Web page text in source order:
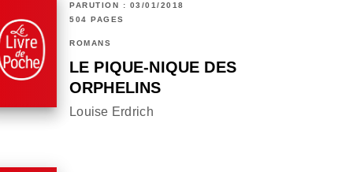
PARUTION : 03/01/2018
504 PAGES
ROMANS
LE PIQUE-NIQUE DES
ORPHELINS
Louise Erdrich